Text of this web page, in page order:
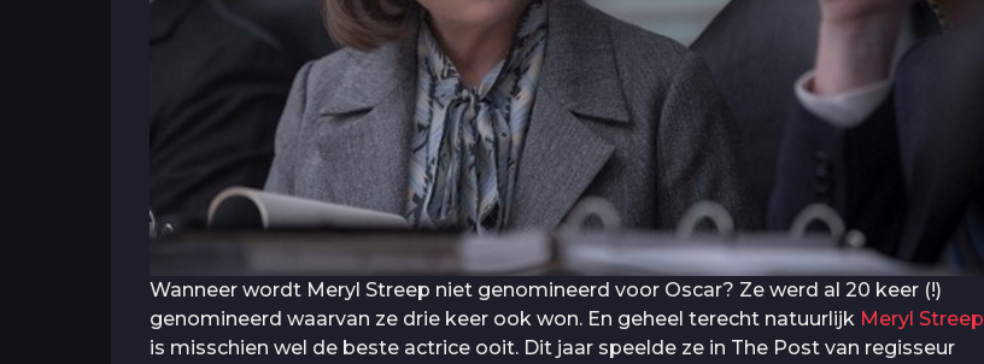
Wanneer wordt Meryl Streep niet genomineerd voor Oscar? Ze werd al 20 keer (!)
genomineerd waarvan ze drie keer ook won. En geheel terecht natuurlijk Meryl Streep
is misschien wel de beste actrice ooit. Dit jaar speelde ze in The Post van regisseur